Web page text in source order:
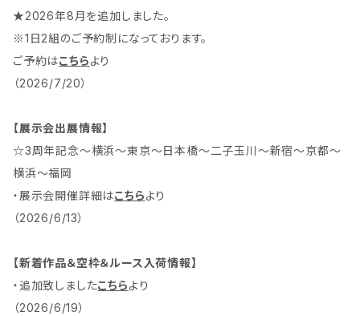
★2026年8月を追加しました。
※1日2組のご予約制になっております。
ご予約はこちらより
（2026/7/20）
【展示会出展情報】
☆3周年記念～横浜～東京～日本橋～二子玉川～新宿～京都～
横浜～福岡
・展示会開催詳細はこちらより
（2026/6/13）
【新着作品＆空枠＆ルース入荷情報】
・追加致しましたこちらより
（2026/6/19）